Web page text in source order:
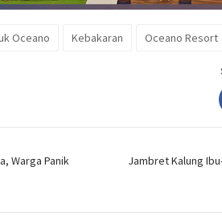
Oceano Kebakaran Oceano Resort
Warga Panik
Jambret Kalung